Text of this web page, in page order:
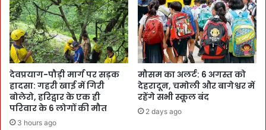
देवप्रयाग-पौड़ी मार्ग पर सड़क
हादसा: गहरी खाई में गिरी
बोलेरो, हरिद्वार के एक ही
परिवार के 6 लोगों की मौत
3 hours ago
मौसम का अलर्ट: 6 अगस्त को
देहरादून, चमोली और बागेश्वर में
रहेंगे सभी स्कूल बंद
2 days ago